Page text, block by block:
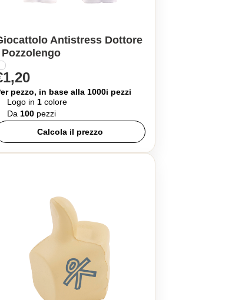
Antistress Dottore
Pozzolengo
pezzo, in base alla 1000i pezzi
Logo in 1colore
Da 100pezzi
Calcola il prezzo